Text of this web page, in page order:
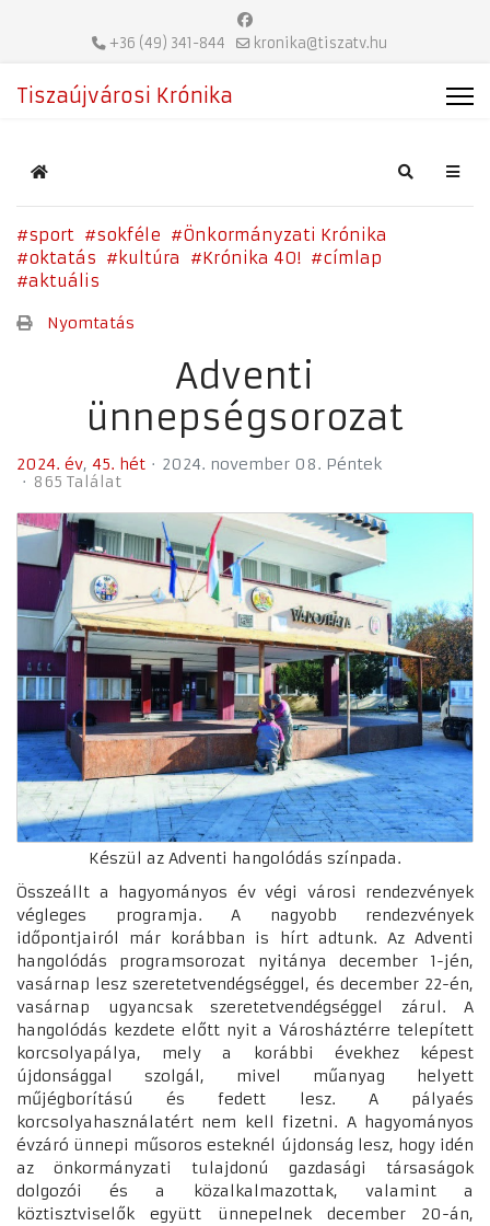
+36 (49) 341-844 kronika@tiszatv.hu
Tiszaújvárosi Krónika
Home Search
sport sokféle
Önkormányzati Krónika
oktatás
kultúra Krónika 40!
címlap
aktuális
Nyomtatás
Adventi
ünnepségsorozat
2024. év 45. hét
2024. november 08. Péntek
865 Találat
Készül az Adventi hangolódás színpada.
Összeállt a hagyományos év végi városi rendezvények
végleges programja. A nagyobb rendezvények
időpontjairól már korábban is hírt adtunk. Az Adventi
hangolódás programsorozat nyitánya december 1-jén,
vasárnap lesz szeretetvendégséggel, és december 22-én,
vasárnap ugyancsak szeretetvendégséggel zárul. A
hangolódás kezdete előtt nyit a Városháztérre telepített
korcsolyapálya, mely a korábbi évekhez képest
újdonsággal szolgál, mivel műanyag helyett
műjégborítású és fedett lesz. A pályaés
korcsolyahasználatért nem kell fizetni. A hagyományos
évzáró ünnepi műsoros esteknél újdonság lesz, hogy idén
az önkormányzati tulajdonú gazdasági társaságok
dolgozói és a közalkalmazottak, valamint a
köztisztviselők együtt ünnepelnek december 20-án,